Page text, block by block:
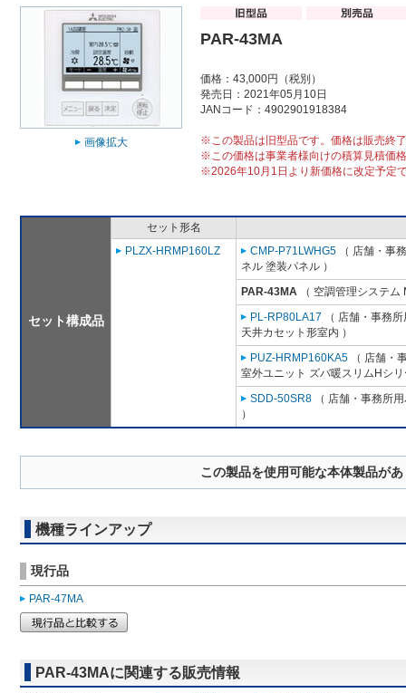
画像拡大
PAR-43MA
価格：43,000円（税別）
発売日：2021年05月10日
JANコード：4902901918384
※この製品は旧型品です。価格は販売終
※この価格は事業者様向けの積算見積価
※2026年10月1日より新価格に改定予定
セット構成品
セット形名
PLZX-HRMP160LZ
CMP-P71LWHG5 （ 店舗・事
ネル 塗装パネル ）
PAR-43MA （ 空調管理システム
PL-RP80LA17 （ 店舗・事務
天井カセット形室内 ）
PUZ-HRMP160KA5 （ 店舗・
室外ユニット ズバ暖スリムHシ
SDD-50SR8 （ 店舗・事務所
）
この製品を使用可能な本体製品が
機種ラインアップ
現行品
PAR-47MA
PAR-43MAに関連する販売情報